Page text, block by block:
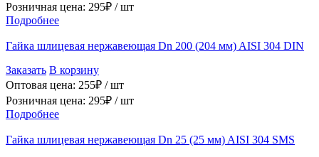
Розничная цена: 295₽ /шт
Подробнее
Гайка шлицевая нержавеющая Dn 200 (204 мм) AISI 304 DIN
Заказать В корзину
Оптовая цена: 255₽ /шт
Розничная цена: 295₽ /шт
Подробнее
Гайка шлицевая нержавеющая Dn 25 (25 мм) AISI 304 SMS